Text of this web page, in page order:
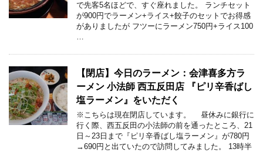
で先客5名ほどで、すぐ座れました。 ランチセット
が900円でラーメン+ライス+餃子のセットでお得感
がありましたが フツーにラーメン750円+ライス100
…
【閉店】今日のラーメン：会津喜多方ラ
ーメン 小法師 西五反田店 『ピリ辛香ばし
塩ラーメン』をいただく
※こちらは現在閉店しています。 昼休みに銀行に
行く際、西五反田の小法師の前を通ったところ、21
日～23日まで『ピリ辛香ばし塩ラーメン』が780円
→690円と出ていたので訪問してみました。 13時半